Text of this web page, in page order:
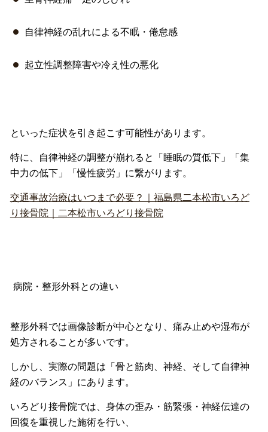
自律神経の乱れによる不眠・倦怠感
起立性調整障害や冷え性の悪化
といった症状を引き起こす可能性があります。
特に、自律神経の調整が崩れると「睡眠の質低下」「 集
中力の低下」「慢性疲労」に繋がります。
交通事故治療はいつまで必要？｜福島県二本松市いろど
り接骨院｜二本松市いろどり接骨院
病院・整形外科との違い
整形外科では画像診断が中心となり、 痛み止めや湿布が
処方されることが多いです。
しかし、実際の問題は「骨と筋肉、神経、 そして自律神
経のバランス」にあります。
いろどり接骨院では、身体の歪み・筋緊張・ 神経伝達の
回復を重視した施術を行い、